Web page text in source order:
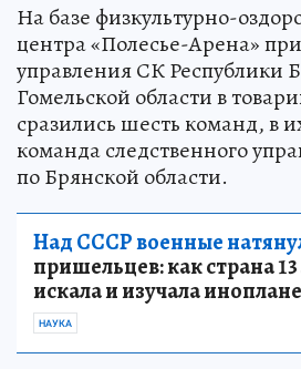
На базе физкультурно-
центра «Полесье-Арена»
управления СК Республики
Гомельской области в
сразились шесть команд, в
команда следственного
по Брянской области.
Над СССР военные
пришельцев: как страна
искала и изучала
НАУКА